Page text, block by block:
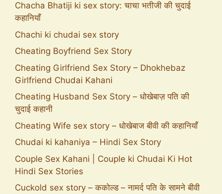
Chacha Bhatiji ki sex story: चाचा भतीजी की चुदाई
कहानियाँ
Chachi ki chudai sex story
Cheating Boyfriend Sex Story
Cheating Girlfriend Sex Story – Dhokhebaz
Girlfriend Chudai Kahani
Cheating Husband Sex Story – धोखेबाज़ पति की
चुदाई कहानी
Cheating Wife sex story – धोखेबाज बीवी की कहानियाँ
Chudai ki kahaniya – Hindi Sex Story
Couple Sex Kahani | Couple ki Chudai Ki Hot
Hindi Sex Stories
Cuckold sex story – ककोल्ड – नामर्द पति के सामने बीवी